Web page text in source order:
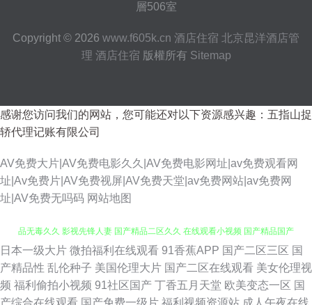
層506室
Copyright © 2026 www.f605k.cn 酒店住宿 北京昆洋酒店管
理 酒店住宿 版權所有 Sitemap
感谢您访问我们的网站，您可能还对以下资源感兴趣：五指山捉
轿代理记账有限公司
AV免费大片|AV免费电影久久|AV免费电影网址|av免费观看网
址|Av免费片|AV免费视屏|AV免费天堂|av免费网站|av免费网
址|AV免费无吗码 网站地图
超碰免费人妻97 亚洲网站hnp 三级网址国产 国内AV 91ncom男C女 国产精
品无毒久久 影视先锋人妻 国产精品二区久久 在线观看小视频 国产精品国产
日本一级大片 微拍福利在线观看 91香蕉APP 国产二区三区 国
产精品性 乱伦种子 美国伦理大片 国产二区在线观看 美女伦理视
频 福利偷拍小视频 91社区国产 丁香五月天堂 欧美变态一区 国
产综合在线观看 国产免费一级片 福利视频资源站 成人午夜在线